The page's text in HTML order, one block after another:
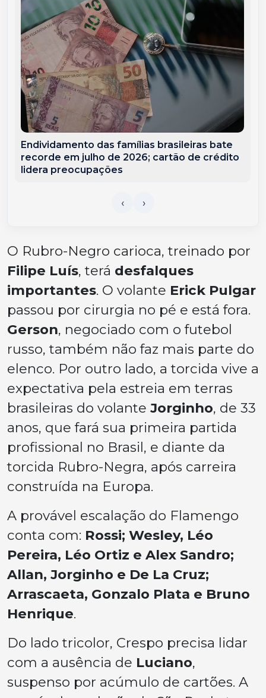
Endividamento das famílias brasileiras bate
recorde em julho de 2026; cartão de crédito
lidera preocupações
O Rubro-Negro carioca, treinado por
Filipe Luís, terá desfalques
importantes. O volante Erick Pulgar
passou por cirurgia no pé e está fora.
Gerson, negociado com o futebol
russo, também não faz mais parte do
elenco. Por outro lado, a torcida vive a
expectativa pela estreia em terras
brasileiras do volante Jorginho, de 33
anos, que fará sua primeira partida
profissional no Brasil, e diante da
torcida Rubro-Negra, após carreira
construída na Europa.
A provável escalação do Flamengo
conta com: Rossi; Wesley, Léo
Pereira, Léo Ortiz e Alex Sandro;
Allan, Jorginho e De La Cruz;
Arrascaeta, Gonzalo Plata e Bruno
Henrique.
Do lado tricolor, Crespo precisa lidar
com a ausência de Luciano,
suspenso por acúmulo de cartões. A